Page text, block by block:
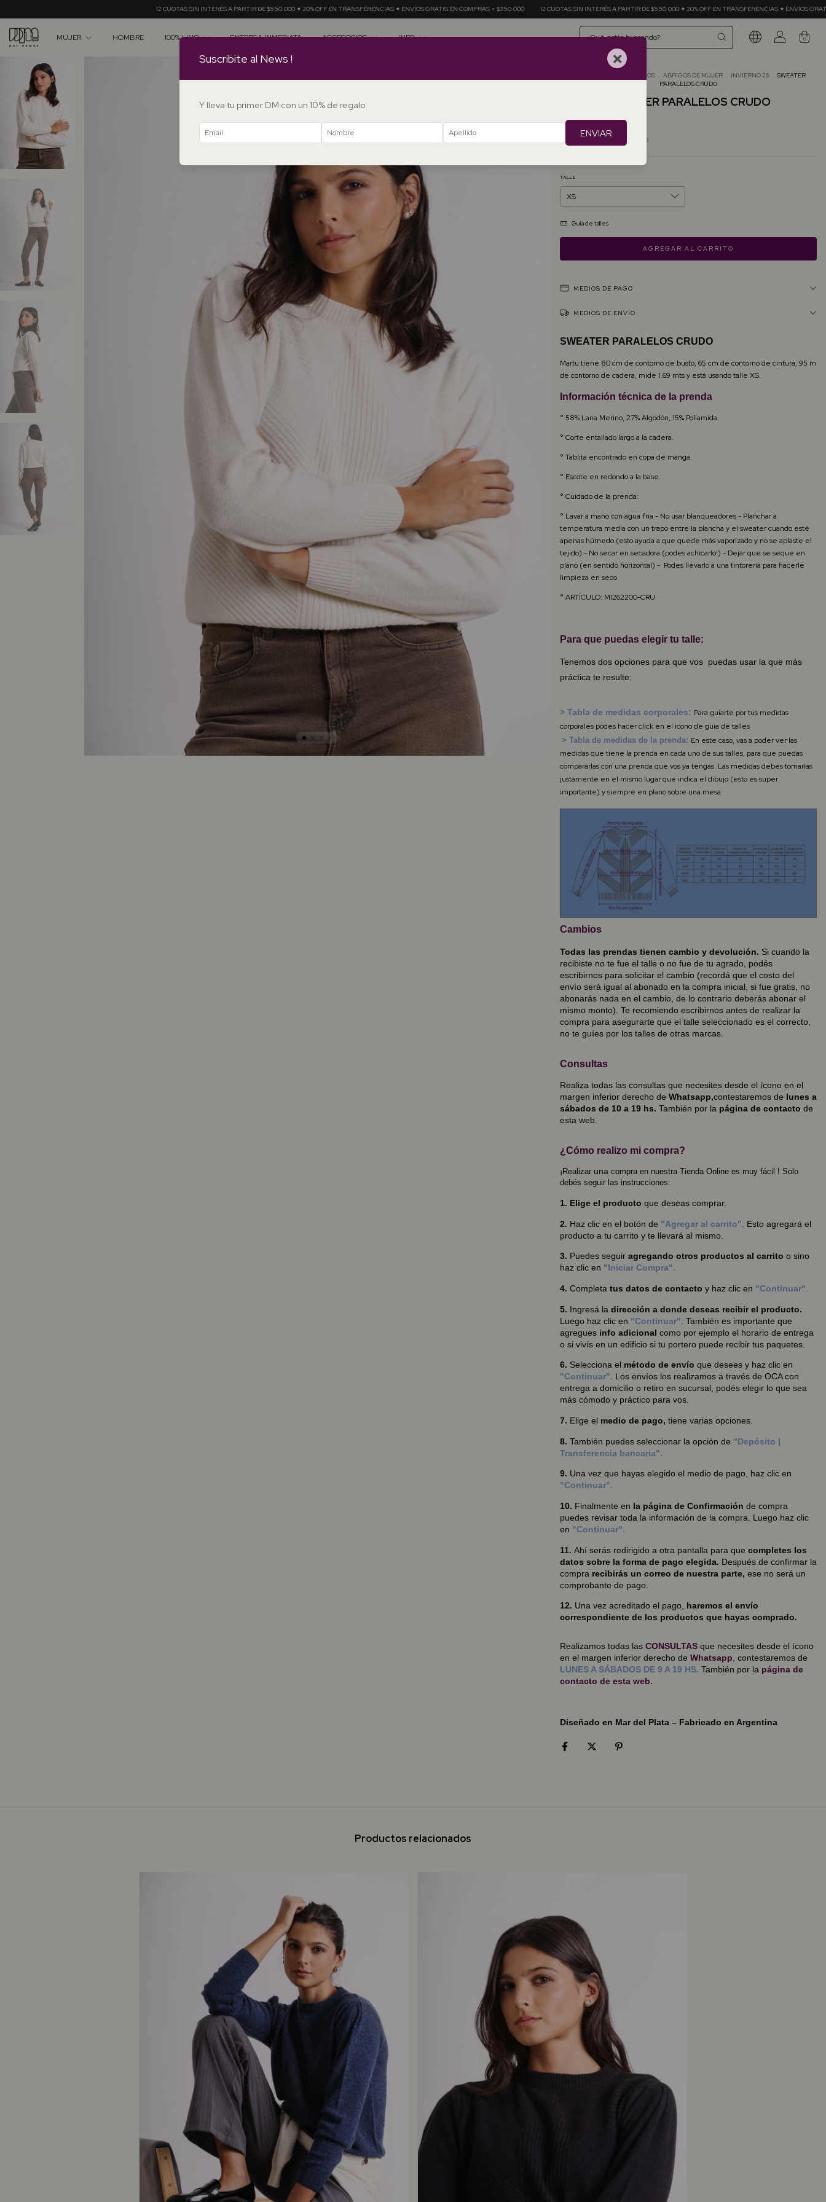
12 CUOTAS SIN INTERÉS A PARTIR DE $550.000 ✦ 20% OFF EN TRANSFERENCIAS ✦ ENVÍOS GRATIS EN COMPRAS + $350.000 12 CUOTAS SIN INTERÉS A PARTIR DE $550.000 ✦ 20% OFF EN TRANSFERENCIAS ✦ ENVÍOS GRATIS EN COMPRAS +
MUJER HOMBRE 100% LINO ENTREGA INMEDIATA ACCESORIOS INFO 0
TODOS LOS ABRIGOS . ABRIGOS DE MUJER . INVIERNO 26 . SWEATER
PARALELOS CRUDO
SWEATER PARALELOS CRUDO
$133.12 USD
Precio sin impuestos $110.02 USD
TALLE
Guía de talles
MEDIOS DE PAGO
MEDIOS DE ENVÍO
SWEATER PARALELOS CRUDO
Martu tiene 80 cm de contorno de busto, 65 cm de contorno de cintura, 95 m
de contorno de cadera, mide 1.69 mts y está usando talle XS.
Información técnica de la prenda
° 58% Lana Merino, 27% Algodón, 15% Poliamida.
° Corte entallado largo a la cadera.
° Tablita encontrado en copa de manga.
° Escote en redondo a la base.
° Cuidado de la prenda:
° Lavar a mano con agua fría - No usar blanqueadores - Planchar a
temperatura media con un trapo entre la plancha y el sweater cuando esté
apenas húmedo (esto ayuda a que quede más vaporizado y no se aplaste el
tejido) - No secar en secadora (podes achicarlo!) - Dejar que se seque en
plano (en sentido horizontal) - Podes llevarlo a una tintorería para hacerle
limpieza en seco.
° ARTÍCULO: MI262200-CRU
Para que puedas elegir tu talle:
Tenemos dos opciones para que vos puedas usar la que más
práctica te resulte:
> Tabla de medidas corporales: Para guiarte por tus medidas
corporales podes hacer click en el icono de guia de talles
> Tabla de medidas de la prenda: En este caso, vas a poder ver las
medidas que tiene la prenda en cada uno de sus talles, para que puedas
compararlas con una prenda que vos ya tengas. Las medidas debes tomarlas
justamente en el mismo lugar que indica el dibujo (esto es super
importante) y siempre en plano sobre una mesa.
Cambios
Todas las prendas tienen cambio y devolución. Si cuando la
recibiste no te fue el talle o no fue de tu agrado, podés
escribirnos para solicitar el cambio (recordá que el costo del
envío será igual al abonado en la compra inicial, si fue gratis, no
abonarás nada en el cambio, de lo contrario deberás abonar el
mismo monto). Te recomiendo escribirnos antes de realizar la
compra para asegurarte que el talle seleccionado es el correcto,
no te guíes por los talles de otras marcas.
Consultas
Realiza todas las consultas que necesites desde el ícono en el
margen inferior derecho de Whatsapp,contestaremos de lunes a
sábados de 10 a 19 hs. También por la página de contacto de
esta web.
¿Cómo realizo mi compra?
¡Realizar una compra en nuestra Tienda Online es muy fácil ! Solo
debés seguir las instrucciones:
1. Elige el producto que deseas comprar.
2. Haz clic en el botón de "Agregar al carrito" . Esto agregará el
producto a tu carrito y te llevará al mismo.
3. Puedes seguir agregando otros productos al carrito o sino
haz clic en "Iniciar Compra".
4. Completa tus datos de contacto y haz clic en "Continuar"
5. Ingresá la dirección a donde deseas recibir el producto.
Luego haz clic en "Continuar" . También es importante que
agregues info adicional como por ejemplo el horario de entrega
o si vivís en un edificio si tu portero puede recibir tus paquetes.
6. Selecciona el método de envío que desees y haz clic en
"Continuar". Los envíos los realizamos a través de OCA con
entrega a domicilio o retiro en sucursal, podés elegir lo que sea
más cómodo y práctico para vos.
7. Elige el medio de pago, tiene varias opciones.
8. También puedes seleccionar la opción de "Depósito |
Transferencia bancaria".
9. Una vez que hayas elegido el medio de pago, haz clic en
"Continuar".
10. Finalmente en la página de Confirmación de compra
puedes revisar toda la información de la compra. Luego haz clic
en "Continuar".
11. Ahí serás redirigido a otra pantalla para que completes los
datos sobre la forma de pago elegida. Después de confirmar la
compra recibirás un correo de nuestra parte, ese no será un
comprobante de pago.
12. Una vez acreditado el pago, haremos el envío
correspondiente de los productos que hayas comprado.
Realizamos todas las CONSULTAS que necesites desde el ícono
en el margen inferior derecho de Whatsapp , contestaremos de
LUNES A SÁBADOS DE 9 A 19 HS. También por la página de
contacto de esta web.
Diseñado en Mar del Plata – Fabricado en Argentina
Productos relacionados
Suscribite al News ! ×
Y lleva tu primer DM con un 10% de regalo
ENVIAR